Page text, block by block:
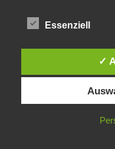
Jugendarbeit kuja
Jugendlichen der
Ob Musik hören,
abhängen – du
Komm vorbei und
19.00 Uhr, im
Essenziell
✓